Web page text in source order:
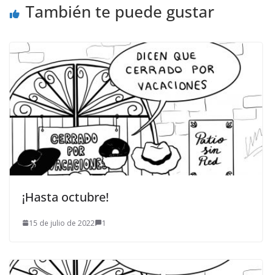
También te puede gustar
¡Hasta octubre!
15 de julio de 2022 1